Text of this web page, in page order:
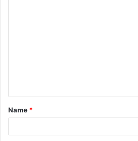
Name *